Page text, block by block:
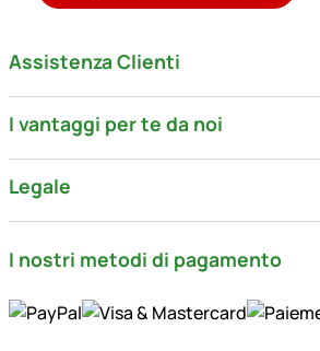
Assistenza Clienti
I vantaggi per te da noi
Legale
I nostri metodi di pagamento